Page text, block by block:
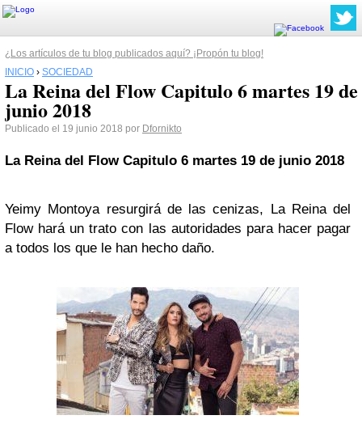
¿Los artículos de tu blog publicados aquí? ¡Propón tu blog!
INICIO › SOCIEDAD
La Reina del Flow Capitulo 6 martes 19 de
junio 2018
Publicado el 19 junio 2018 por Dfornikto
La Reina del Flow Capitulo 6 martes 19 de junio 2018
Yeimy Montoya resurgirá de las cenizas, La Reina del
Flow hará un trato con las autoridades para hacer pagar
a todos los que le han hecho daño.